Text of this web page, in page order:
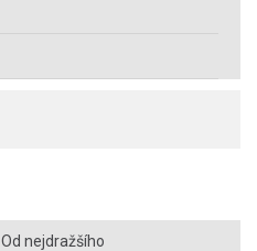
Od nejdražšího